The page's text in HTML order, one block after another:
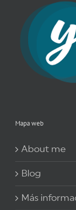
Mapa web
About me
Blog
Más